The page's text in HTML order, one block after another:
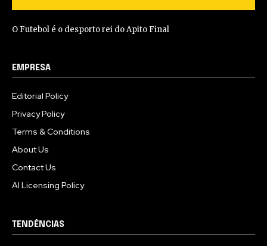
O Futebol é o desporto rei do Apito Final
EMPRESA
Editorial Policy
Privacy Policy
Terms & Conditions
About Us
Contact Us
AI Licensing Policy
TENDÊNCIAS